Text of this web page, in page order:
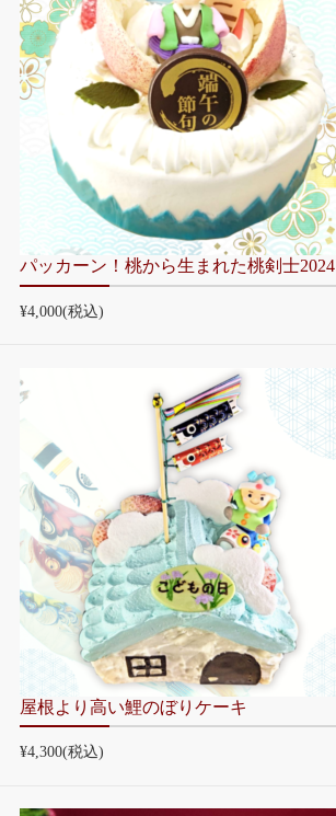
パッカーン！桃から生まれた桃剣士2024
¥4,000(税込)
屋根より高い鯉のぼりケーキ
¥4,300(税込)